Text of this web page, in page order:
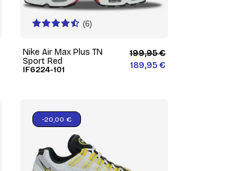
(6)
Nike Air Max Plus TN
Sport Red
IF6224-101
199,95 €
189,95 €
-20,00 €